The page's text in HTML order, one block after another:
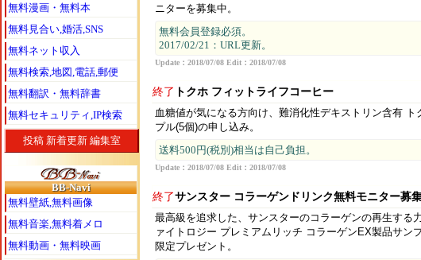
ニターを募集中。
無料会員登録必須。
2017/02/21：URL更新。
Update：2018/07/08 Edit：2018/07/08
終了 トクホ フィットライフコーヒー
血糖値が気になる方向け、難消化性デキストリン含有
プル(5個)の申し込み。
送料500円(税別)相当は自己負担。
Update：2018/07/08 Edit：2018/07/08
終了サンスター コラーゲンドリンク無料モニター募
最高級を追求した、サンスターのコラーゲンの再生する
ァイトロジー プレミアムリッチ コラーゲンEX製品サン
限定プレゼント。
無料漫画・無料本
無料見合い,婚活,SNS
無料ネット収入
無料検索,地図,電話,郵便
無料翻訳・無料辞書
無料セキュリティ,IP検索
投稿 新着更新 編集室
BB-Navi
無料壁紙,無料画像
無料音楽,無料着メロ
無料動画・無料映画